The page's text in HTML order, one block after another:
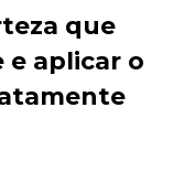
que
e aplicar o